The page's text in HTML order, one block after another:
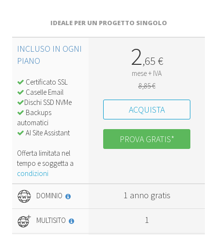
IDEALE PER UN PROGETTO SINGOLO
INCLUSO IN OGNI
PIANO
Certificato SSL
Caselle Email
Dischi SSD NVMe
Backups
automatici
AI Site Assistant
Offerta limitata nel
tempo e soggetta a
condizioni
2,65 €
mese + IVA
8,85 €
ACQUISTA
PROVA GRATIS*
DOMINIO 1 anno gratis
MULTISITO 1